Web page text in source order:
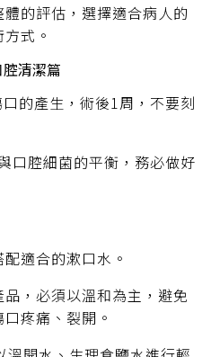
的評估，選擇適合病人的
式。
清潔篇
的產生，術後1周，不要刻
口腔細菌的平衡，務必做好
適合的漱口水。
，必須以溫和為主，避免
疼痛、裂開。